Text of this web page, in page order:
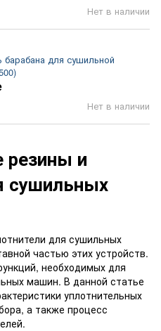
Нет в наличии
барабана для сушильной
Нет в наличии
резины и
сушильных
для сушильных
частью этих устройств.
необходимых для
машин. В данной статье
уплотнительных
а также процесс